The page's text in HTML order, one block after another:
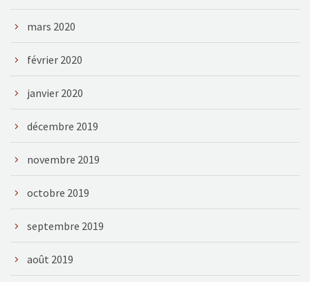
mars 2020
février 2020
janvier 2020
décembre 2019
novembre 2019
octobre 2019
septembre 2019
août 2019